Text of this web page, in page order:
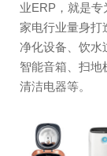
业ERP，就是
家电行业量身打
净化设备、饮水
智能音箱、扫地
清洁电器等。